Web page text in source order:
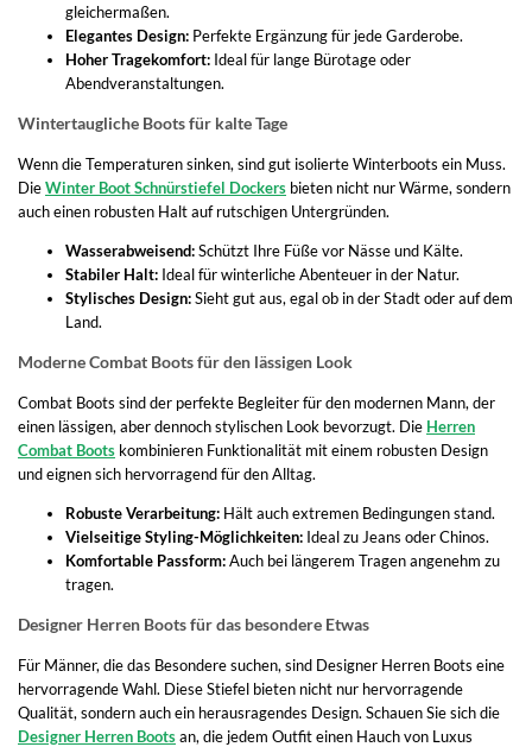
gleichermaßen.
Elegantes Design: Perfekte Ergänzung für jede Garderobe.
Hoher Tragekomfort: Ideal für lange Bürotage oder
Abendveranstaltungen.
Wintertaugliche Boots für kalte Tage
Wenn die Temperaturen sinken, sind gut isolierte Winterboots ein Muss.
DieWinter Boot Schnürstiefel Dockers bieten nicht nur Wärme, sondern
auch einen robusten Halt auf rutschigen Untergründen.
Wasserabweisend:Schützt Ihre Füße vor Nässe und Kälte.
Stabiler Halt: Ideal für winterliche Abenteuer in der Natur.
Stylisches Design:Sieht gut aus, egal ob in der Stadt oder auf dem
Land.
Moderne Combat Boots für den lässigen Look
Combat Boots sind der perfekte Begleiter für den modernen Mann, der
einen lässigen, aber dennoch stylischen Look bevorzugt. Die Herren
Combat Boots kombinieren Funktionalität mit einem robusten Design
und eignen sich hervorragend für den Alltag.
Robuste Verarbeitung: Hält auch extremen Bedingungen stand.
Vielseitige Styling-Möglichkeiten: Ideal zu Jeans oder Chinos.
Komfortable Passform:Auch bei längerem Tragen angenehm zu
tragen.
Designer Herren Boots für das besondere Etwas
Für Männer, die das Besondere suchen, sind Designer Herren Boots eine
hervorragende Wahl. Diese Stiefel bieten nicht nur hervorragende
Qualität, sondern auch ein herausragendes Design. Schauen Sie sich die
Designer Herren Bootsan, die jedem Outfit einen Hauch von Luxus